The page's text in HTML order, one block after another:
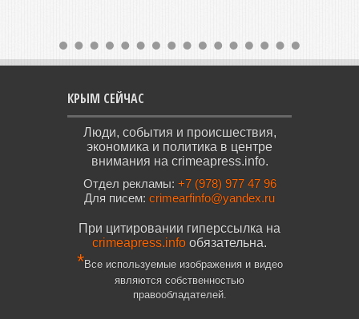
КРЫМ СЕЙЧАС
Люди, события и происшествия,
экономика и политика в центре
внимания на crimeapress.info.
Отдел рекламы: +7 (978) 977 47 96
Для писем: crimearfinfo@yandex.ru
При цитировании гиперссылка на
crimeapress.info обязательна.
*Все используемые изображения и видео
являются собственностью
правообладателей.